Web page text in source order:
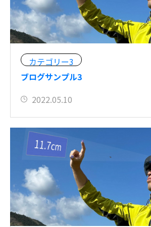
カテゴリー3
ブログサンプル3
2022.05.10